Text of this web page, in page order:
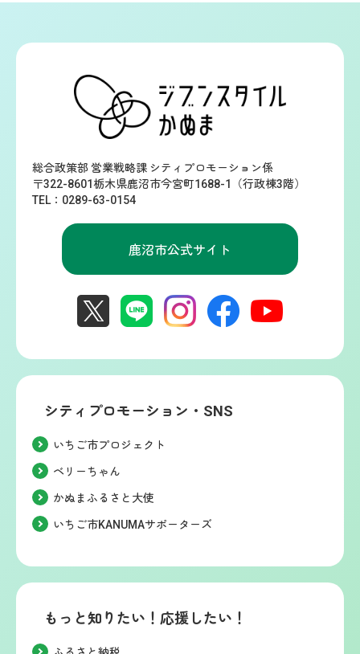
総合政策部 営業戦略課 シティプロモーション係
〒322-8601栃木県鹿沼市今宮町1688-1（行政棟3階）
TEL：0289-63-0154
鹿沼市公式サイト
シティプロモーション・SNS
いちご市プロジェクト
ベリーちゃん
かぬまふるさと大使
いちご市KANUMAサポーターズ
もっと知りたい！応援したい！